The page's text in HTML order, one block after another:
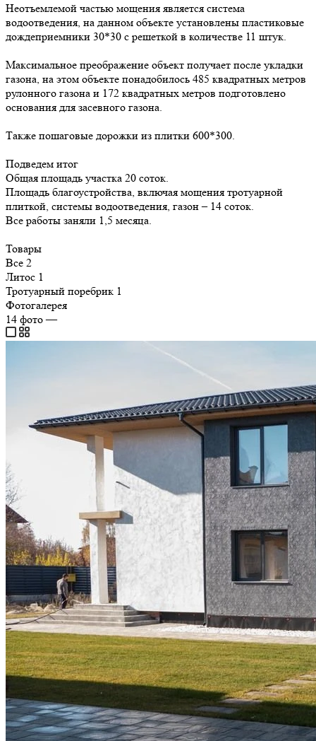
Неотъемлемой частью мощения является система
водоотведения, на данном объекте установлены пластиковые
дождеприемники 30*30 с решеткой в количестве 11 штук.
Максимальное преображение объект получает после укладки
газона, на этом объекте понадобилось 485 квадратных метров
рулонного газона и 172 квадратных метров подготовлено
основания для засевного газона.
Также пошаговые дорожки из плитки 600*300.
Подведем итог
Общая площадь участка 20 соток.
Площадь благоустройства, включая мощения тротуарной
плиткой, системы водоотведения, газон – 14 соток.
Все работы заняли 1,5 месяца.
Товары
Все 2
Литос 1
Тротуарный поребрик 1
Фотогалерея
14 фото—